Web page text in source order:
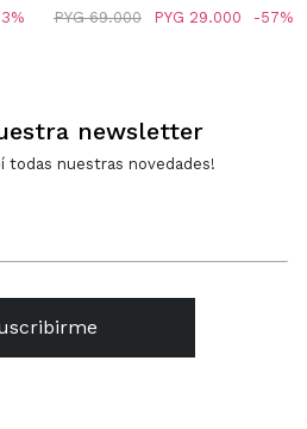
ROMBO - DORADO
PYG 29.000
PYG 69.000 57
newsletter
todas nuestras novedades!